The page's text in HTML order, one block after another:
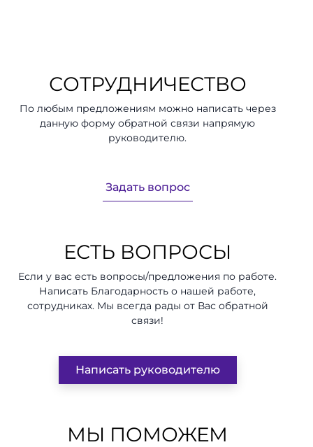
СОТРУДНИЧЕСТВО
По любым предложениям можно написать через
данную форму обратной связи напрямую
руководителю.
Задать вопрос
ЕСТЬ ВОПРОСЫ
Если у вас есть вопросы/предложения по работе.
Написать Благодарность о нашей работе,
сотрудниках. Мы всегда рады от Вас обратной
связи!
Написать руководителю
МЫ ПОМОЖЕМ